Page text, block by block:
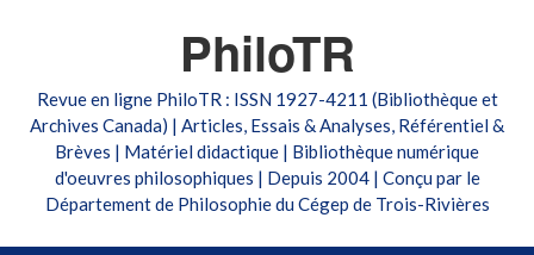
PhiloTR
Revue en ligne PhiloTR : ISSN 1927-4211 (Bibliothèque et
Archives Canada) | Articles, Essais & Analyses, Référentiel &
Brèves | Matériel didactique | Bibliothèque numérique
d'oeuvres philosophiques | Depuis 2004 | Conçu par le
Département de Philosophie du Cégep de Trois-Rivières